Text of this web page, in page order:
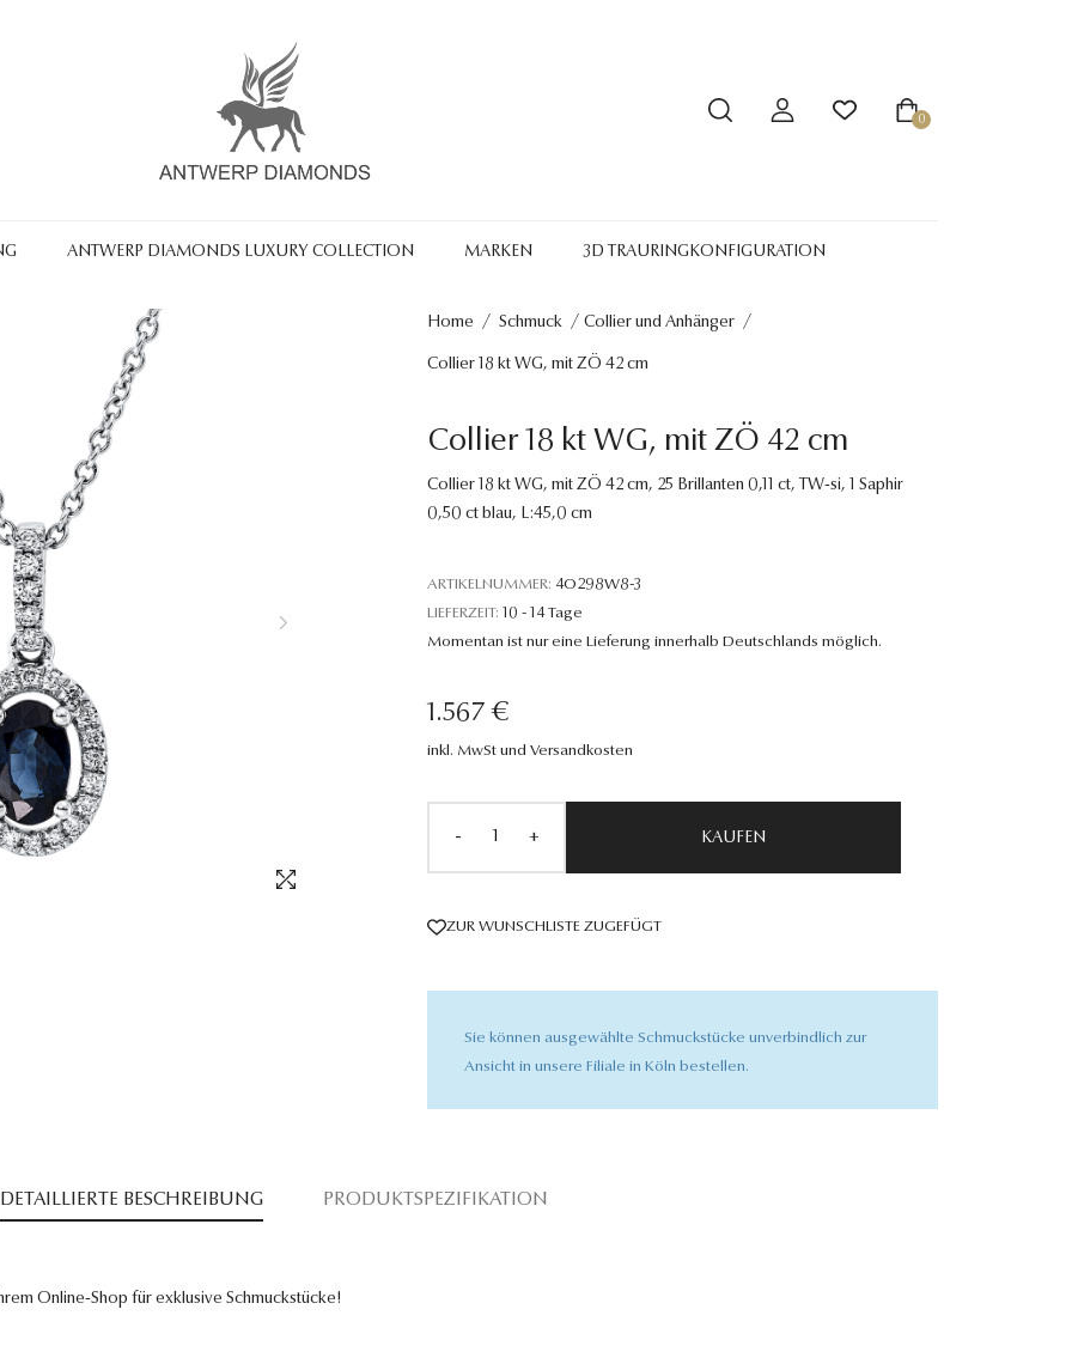
0
ANTWERP DIAMONDS LUXURY COLLECTION MARKEN 3D TRAURINGKONFIGURATION
Home / Schmuck / Collier und Anhänger /
Collier 18 kt WG, mit ZÖ 42 cm
Collier 18 kt WG, mit ZÖ 42 cm
Collier 18 kt WG, mit ZÖ 42 cm, 25 Brillanten 0,11 ct, TW-si, 1 Saphir
0,50 ct blau, L:45,0 cm
ARTIKELNUMMER: 4O298W8-3
LIEFERZEIT: 10 - 14 Tage
Momentan ist nur eine Lieferung innerhalb Deutschlands möglich.
1.567 €
inkl. MwSt und Versandkosten
- + KAUFEN
ZUR WUNSCHLISTE ZUGEFÜGT
Sie können ausgewählte Schmuckstücke unverbindlich zur
Ansicht in unsere Filiale in Köln bestellen.
DETAILLIERTE BESCHREIBUNG PRODUKTSPEZIFIKATION
Online-Shop für exklusive Schmuckstücke!